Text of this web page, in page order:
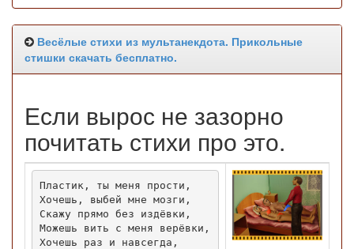
Весёлые стихи из мультанекдота. Прикольные
стишки скачать бесплатно.
Если вырос не зазорно
почитать стихи про это.
Пластик, ты меня прости,
Хочешь, выбей мне мозги,
Скажу прямо без издёвки,
Можешь вить с меня верёвки,
Хочешь раз и навсегда,